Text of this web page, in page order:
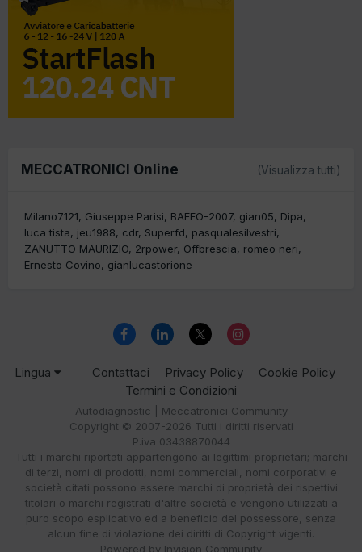
MECCATRONICI Online (Visualizza tutti)
Milano7121 Giuseppe Parisi BAFFO-2007 gian05
Dipa
luca tista
jeu1988 cdr Superfd
pasqualesilvestri
ZANUTTO MAURIZIO 2rpower Offbrescia
romeo neri
Ernesto Covino
gianlucastorione
Lingua Contattaci Privacy Policy
Cookie Policy
Termini e Condizioni
Autodiagnostic | Meccatronici Community
Copyright © 2007-2026 Tutti i diritti riservati
P.iva 03438870044
Tutti i marchi riportati appartengono ai legittimi proprietari; marchi
di terzi, nomi di prodotti, nomi commerciali, nomi corporativi e
società citati possono essere marchi di proprietà dei rispettivi
titolari o marchi registrati d'altre società e vengono utilizzati a
puro scopo esplicativo ed a beneficio del possessore, senza
alcun fine di violazione dei diritti di Copyright vigenti.
Powered by Invision Community